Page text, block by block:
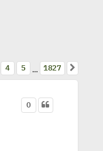
4 5 … 1827
0